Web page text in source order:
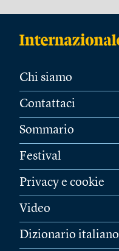
Chi siamo
Contattaci
Sommario
Festival
Privacy e cookie
Video
Dizionario italiano